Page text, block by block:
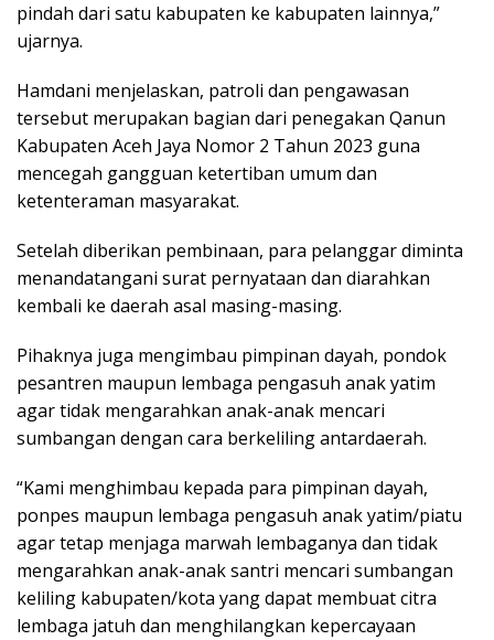
pindah dari satu kabupaten ke kabupaten lainnya,”
ujarnya.
Hamdani menjelaskan, patroli dan pengawasan
tersebut merupakan bagian dari penegakan Qanun
Kabupaten Aceh Jaya Nomor 2 Tahun 2023 guna
mencegah gangguan ketertiban umum dan
ketenteraman masyarakat.
Setelah diberikan pembinaan, para pelanggar diminta
menandatangani surat pernyataan dan diarahkan
kembali ke daerah asal masing-masing.
Pihaknya juga mengimbau pimpinan dayah, pondok
pesantren maupun lembaga pengasuh anak yatim
agar tidak mengarahkan anak-anak mencari
sumbangan dengan cara berkeliling antardaerah.
“Kami menghimbau kepada para pimpinan dayah,
ponpes maupun lembaga pengasuh anak yatim/piatu
agar tetap menjaga marwah lembaganya dan tidak
mengarahkan anak-anak santri mencari sumbangan
keliling kabupaten/kota yang dapat membuat citra
lembaga jatuh dan menghilangkan kepercayaan